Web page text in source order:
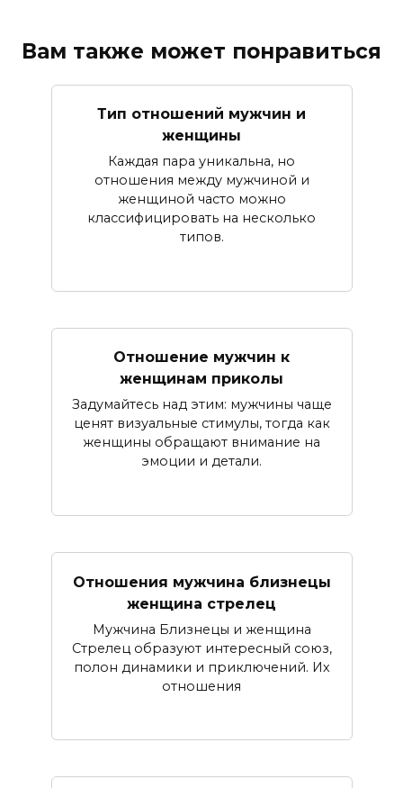
Вам также может понравиться
Тип отношений мужчин и
женщины
Каждая пара уникальна, но
отношения между мужчиной и
женщиной часто можно
классифицировать на несколько
типов.
Отношение мужчин к
женщинам приколы
Задумайтесь над этим: мужчины чаще
ценят визуальные стимулы, тогда как
женщины обращают внимание на
эмоции и детали.
Отношения мужчина близнецы
женщина стрелец
Мужчина Близнецы и женщина
Стрелец образуют интересный союз,
полон динамики и приключений. Их
отношения